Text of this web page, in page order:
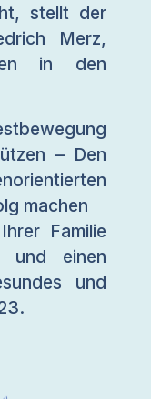
stellt der
Merz,
in den
– Den
machen
Familie
und einen
und